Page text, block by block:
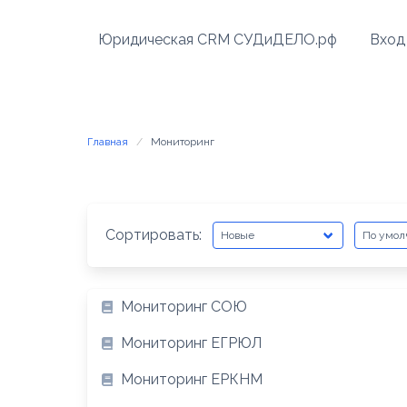
Юридическая CRM СУДиДЕЛО.рф
Главная Мониторинг
Сортировать:
Мониторинг СОЮ
Мониторинг ЕГРЮЛ
Мониторинг ЕРКНМ